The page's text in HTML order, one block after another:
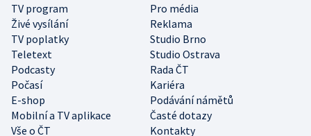
TV program
Pro média
Živé vysílání
Reklama
TV poplatky
Studio Brno
Teletext
Studio Ostrava
Podcasty
Rada ČT
Počasí
Kariéra
E-shop
Podávání námětů
Mobilní a TV aplikace
Časté dotazy
Vše o ČT
Kontakty